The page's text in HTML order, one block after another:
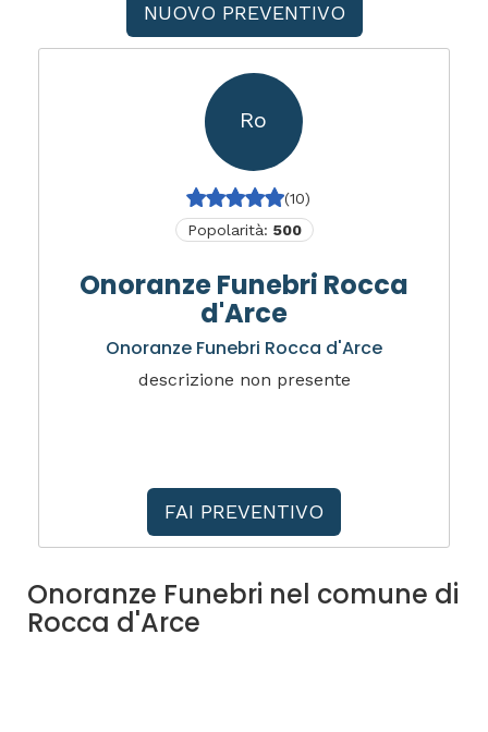
NUOVO PREVENTIVO
Ro
(10)
Popolarità: 500
Onoranze Funebri Rocca
d'Arce
Onoranze Funebri Rocca d'Arce
descrizione non presente
FAI PREVENTIVO
Onoranze Funebri nel comune di
Rocca d'Arce